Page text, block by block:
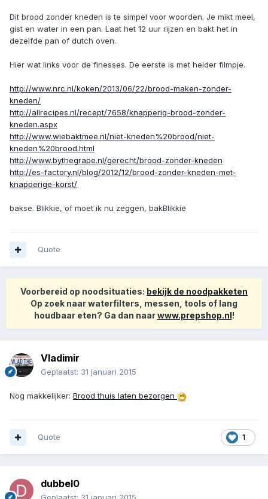
Dit brood zonder kneden is te simpel voor woorden. Je mikt meel,
gist en water in een pan. Laat het 12 uur rijzen en bakt het in
dezelfde pan of dutch oven.
Hier wat links voor de finesses. De eerste is met helder filmpje.
http://www.nrc.nl/koken/2013/06/22/brood-maken-zonder-
kneden/
http://allrecipes.nl/recept/7658/knapperig-brood-zonder-
kneden.aspx
http://www.wiebaktmee.nl/niet-kneden%20brood/niet-
kneden%20brood.html
http://www.bythegrape.nl/gerecht/brood-zonder-kneden
http://es-factory.nl/blog/2012/12/brood-zonder-kneden-met-
knapperige-korst/
bakse. Blikkie, of moet ik nu zeggen, bakBlikkie
Quote
Voorbereid op noodsituaties: bekijk de noodpakketen
Op zoek naar waterfilters, messen, tools of lang
houdbaar eten? Ga dan naarwww.prepshop.nl!
Vladimir
Geplaatst: 31 januari 2015
Nog makkelijker: Brood thuis laten bezorgen
1
Quote
dubbel0